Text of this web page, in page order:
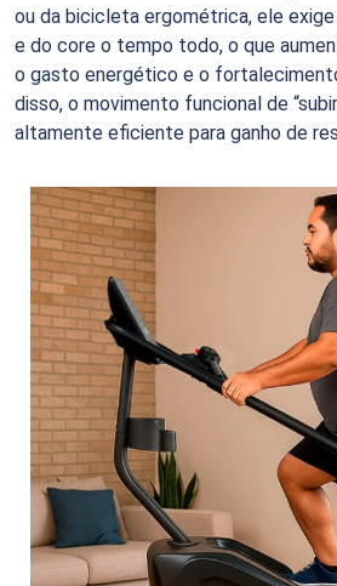
ou da bicicleta ergométrica, ele
e do core o tempo todo, o que
o gasto energético e o
disso, o movimento funcional de
altamente eficiente para ganho de